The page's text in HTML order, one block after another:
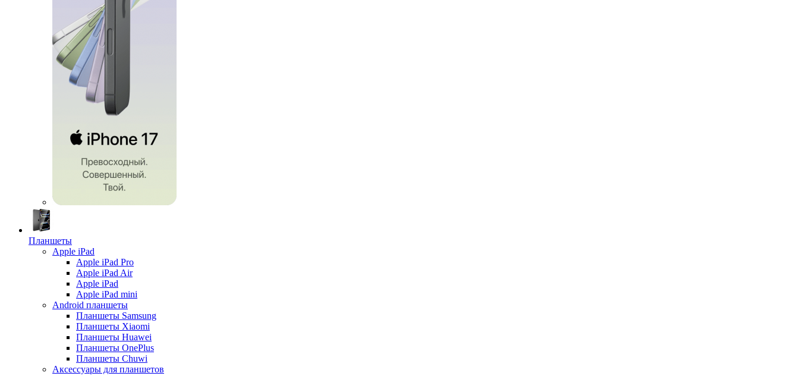
Планшеты
Apple iPad
Apple iPad Pro
Apple iPad Air
Apple iPad
Apple iPad mini
Android планшеты
Планшеты Samsung
Планшеты Xiaomi
Планшеты Huawei
Планшеты OnePlus
Планшеты Chuwi
Аксессуары для планшетов